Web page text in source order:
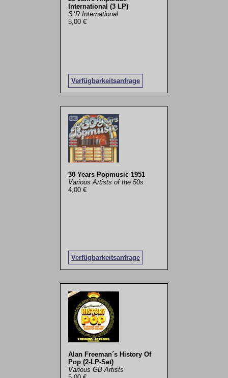
International (3 LP)
S*R International
5,00 €
Verfügbarkeitsanfrage
30 Years Popmusic 1951
Various Artists of the 50s
4,00 €
Verfügbarkeitsanfrage
Alan Freeman´s History Of
Pop (2-LP-Set)
Various GB-Artists